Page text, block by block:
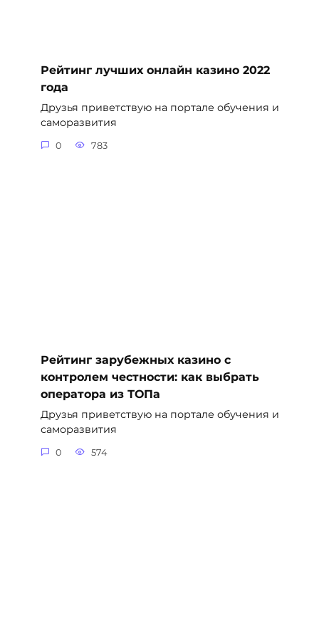
Рейтинг лучших онлайн казино 2022
года
Друзья приветствую на портале обучения и
саморазвития
0 783
Рейтинг зарубежных казино с
контролем честности: как выбрать
оператора из ТОПа
Друзья приветствую на портале обучения и
саморазвития
0 574